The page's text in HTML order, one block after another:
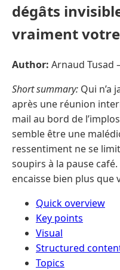
dégâts
vraiment
Author: Arnaud Tusad
Short summary: Qui n’a
après une réunion
mail au bord de
semble être une
ressentiment ne se
soupirs à la pause
encaisse bien plus que
Quick overview
Key points
Visual
Structured
Topics